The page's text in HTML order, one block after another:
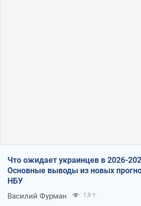
Что ожидает украинцев в 2026-
Основные выводы из новых
НБУ
Василий Фурман 1,9 т.